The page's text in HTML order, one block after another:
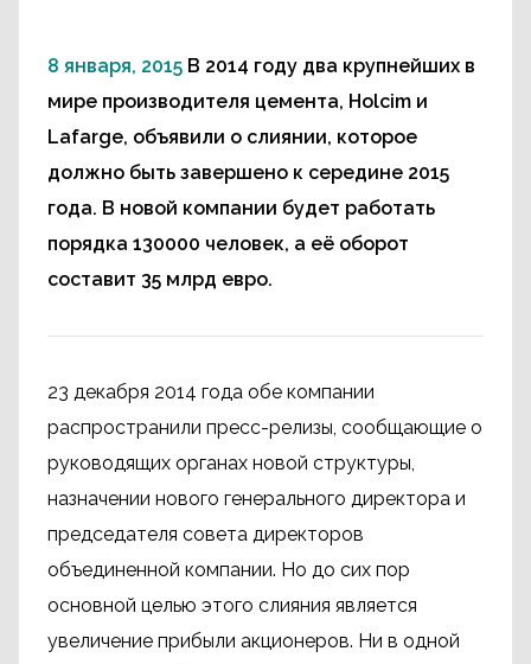
8 января, 2015 В 2014 году два крупнейших в
мире производителя цемента, Holcim и
Lafarge, объявили о слиянии, которое
должно быть завершено к середине 2015
года. В новой компании будет работать
порядка 130000 человек, а её оборот
составит 35 млрд евро.
23 декабря 2014 года обе компании
распространили пресс-релизы, сообщающие о
руководящих органах новой структуры,
назначении нового генерального директора и
председателя совета директоров
объединенной компании. Но до сих пор
основной целью этого слияния является
увеличение прибыли акционеров. Ни в одной